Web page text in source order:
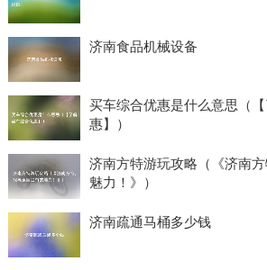
济南食品机械设备
买车综合优惠是什么意思（
惠】）
济南方特游玩攻略（《济南
魅力！》）
济南疏通马桶多少钱